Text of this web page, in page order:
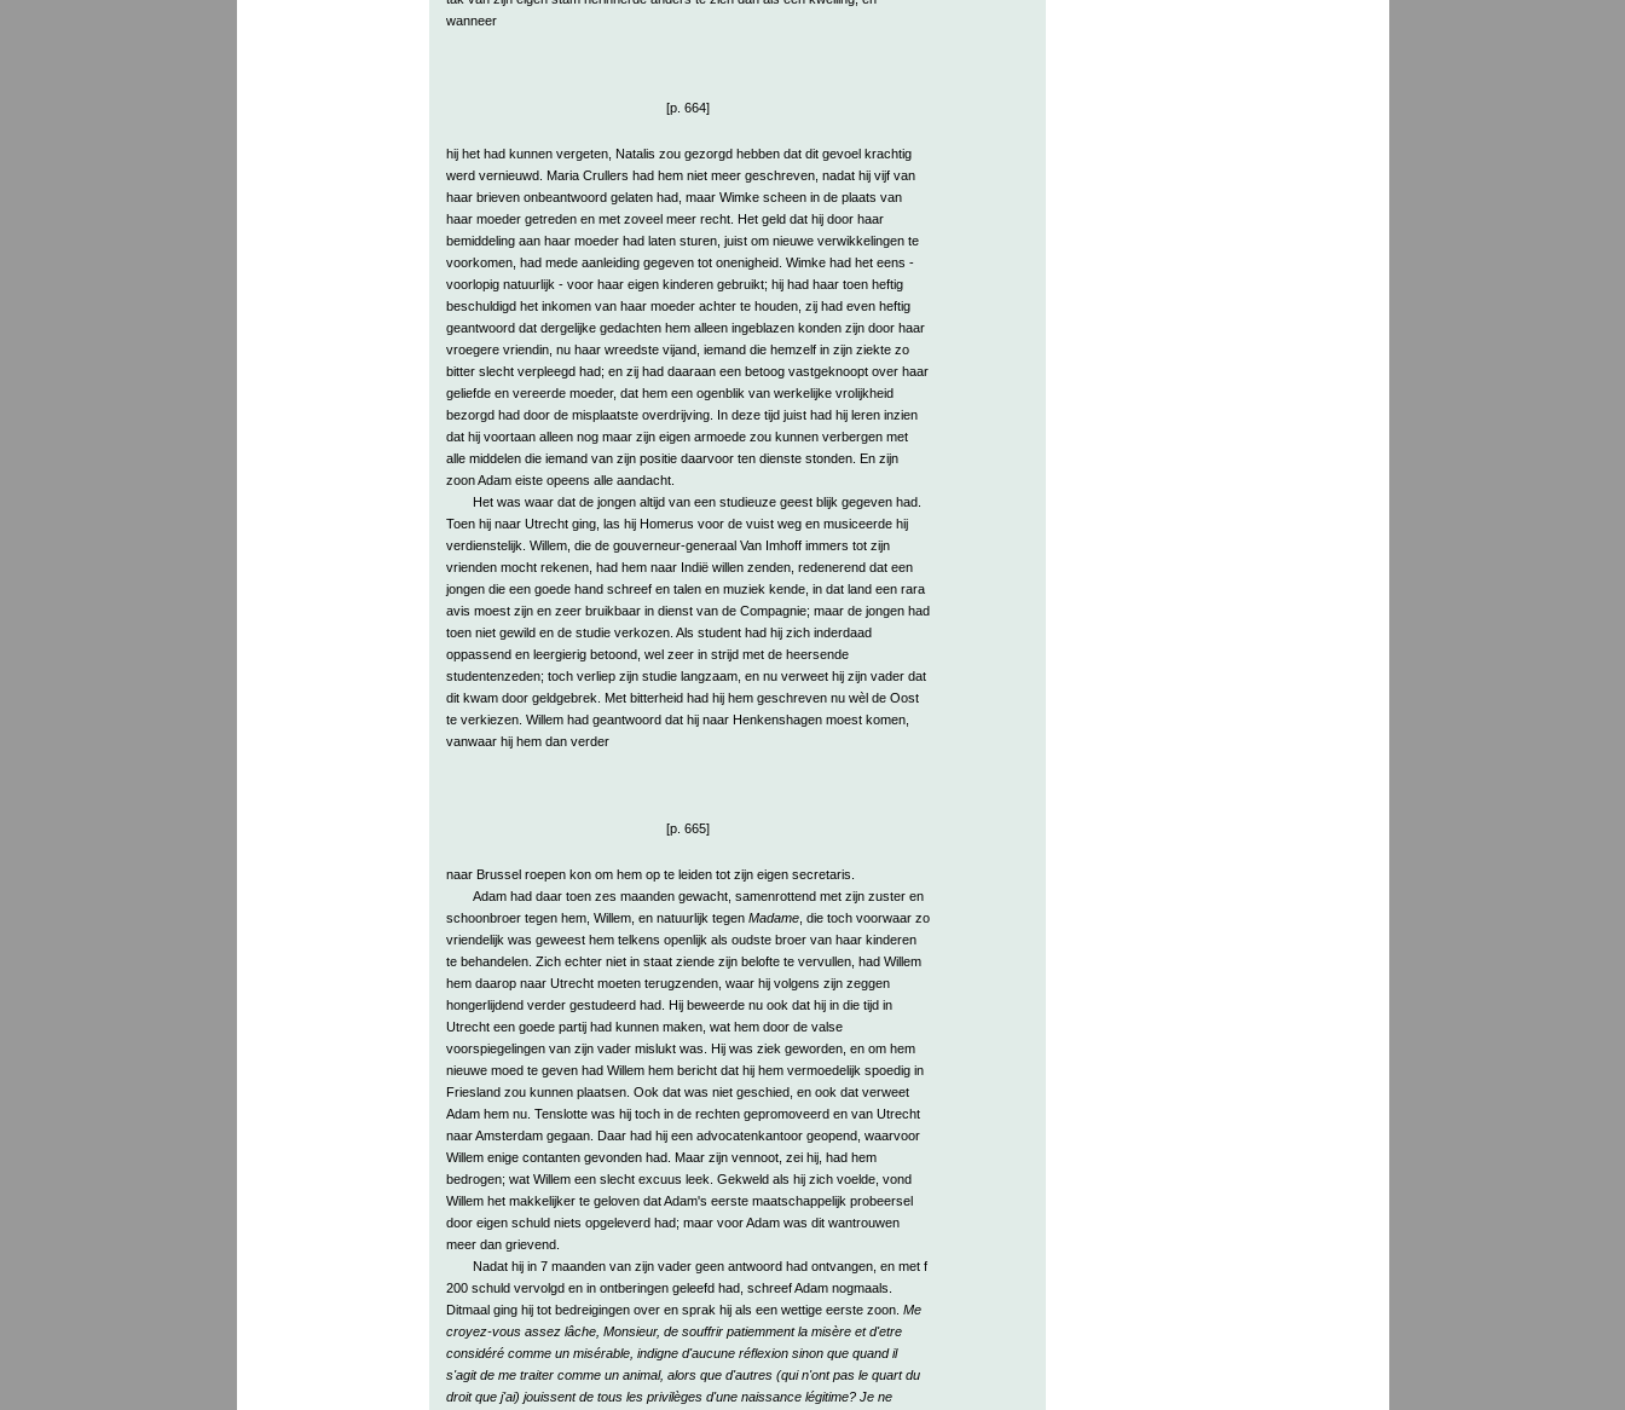
wanneer
[p. 664]
hij het had kunnen vergeten, Natalis zou gezorgd hebben dat dit gevoel krachtig
werd vernieuwd. Maria Crullers had hem niet meer geschreven, nadat hij vijf van
haar brieven onbeantwoord gelaten had, maar Wimke scheen in de plaats van
haar moeder getreden en met zoveel meer recht. Het geld dat hij door haar
bemiddeling aan haar moeder had laten sturen, juist om nieuwe verwikkelingen te
voorkomen, had mede aanleiding gegeven tot onenigheid. Wimke had het eens -
voorlopig natuurlijk - voor haar eigen kinderen gebruikt; hij had haar toen heftig
beschuldigd het inkomen van haar moeder achter te houden, zij had even heftig
geantwoord dat dergelijke gedachten hem alleen ingeblazen konden zijn door haar
vroegere vriendin, nu haar wreedste vijand, iemand die hemzelf in zijn ziekte zo
bitter slecht verpleegd had; en zij had daaraan een betoog vastgeknoopt over haar
geliefde en vereerde moeder, dat hem een ogenblik van werkelijke vrolijkheid
bezorgd had door de misplaatste overdrijving. In deze tijd juist had hij leren inzien
dat hij voortaan alleen nog maar zijn eigen armoede zou kunnen verbergen met
alle middelen die iemand van zijn positie daarvoor ten dienste stonden. En zijn
zoon Adam eiste opeens alle aandacht.
Het was waar dat de jongen altijd van een studieuze geest blijk gegeven had.
Toen hij naar Utrecht ging, las hij Homerus voor de vuist weg en musiceerde hij
verdienstelijk. Willem, die de gouverneur-generaal Van Imhoff immers tot zijn
vrienden mocht rekenen, had hem naar Indië willen zenden, redenerend dat een
jongen die een goede hand schreef en talen en muziek kende, in dat land een rara
avis moest zijn en zeer bruikbaar in dienst van de Compagnie; maar de jongen had
toen niet gewild en de studie verkozen. Als student had hij zich inderdaad
oppassend en leergierig betoond, wel zeer in strijd met de heersende
studentenzeden; toch verliep zijn studie langzaam, en nu verweet hij zijn vader dat
dit kwam door geldgebrek. Met bitterheid had hij hem geschreven nu wèl de Oost
te verkiezen. Willem had geantwoord dat hij naar Henkenshagen moest komen,
vanwaar hij hem dan verder
[p. 665]
naar Brussel roepen kon om hem op te leiden tot zijn eigen secretaris.
Adam had daar toen zes maanden gewacht, samenrottend met zijn zuster en
schoonbroer tegen hem, Willem, en natuurlijk tegen Madame, die toch voorwaar zo
vriendelijk was geweest hem telkens openlijk als oudste broer van haar kinderen
te behandelen. Zich echter niet in staat ziende zijn belofte te vervullen, had Willem
hem daarop naar Utrecht moeten terugzenden, waar hij volgens zijn zeggen
hongerlijdend verder gestudeerd had. Hij beweerde nu ook dat hij in die tijd in
Utrecht een goede partij had kunnen maken, wat hem door de valse
voorspiegelingen van zijn vader mislukt was. Hij was ziek geworden, en om hem
nieuwe moed te geven had Willem hem bericht dat hij hem vermoedelijk spoedig in
Friesland zou kunnen plaatsen. Ook dat was niet geschied, en ook dat verweet
Adam hem nu. Tenslotte was hij toch in de rechten gepromoveerd en van Utrecht
naar Amsterdam gegaan. Daar had hij een advocatenkantoor geopend, waarvoor
Willem enige contanten gevonden had. Maar zijn vennoot, zei hij, had hem
bedrogen; wat Willem een slecht excuus leek. Gekweld als hij zich voelde, vond
Willem het makkelijker te geloven dat Adam's eerste maatschappelijk probeersel
door eigen schuld niets opgeleverd had; maar voor Adam was dit wantrouwen
meer dan grievend.
Nadat hij in 7 maanden van zijn vader geen antwoord had ontvangen, en met f
200 schuld vervolgd en in ontberingen geleefd had, schreef Adam nogmaals.
Ditmaal ging hij tot bedreigingen over en sprak hij als een wettige eerste zoon. Me
croyez-vous assez lâche, Monsieur, de souffrir patiemment la misère et d'etre
considéré comme un misérable, indigne d'aucune réflexion sinon que quand il
s'agit de me traiter comme un animal, alors que d'autres (qui n'ont pas le quart du
droit que j'ai) jouissent de tous les privilèges d'une naissance légitime? Je ne